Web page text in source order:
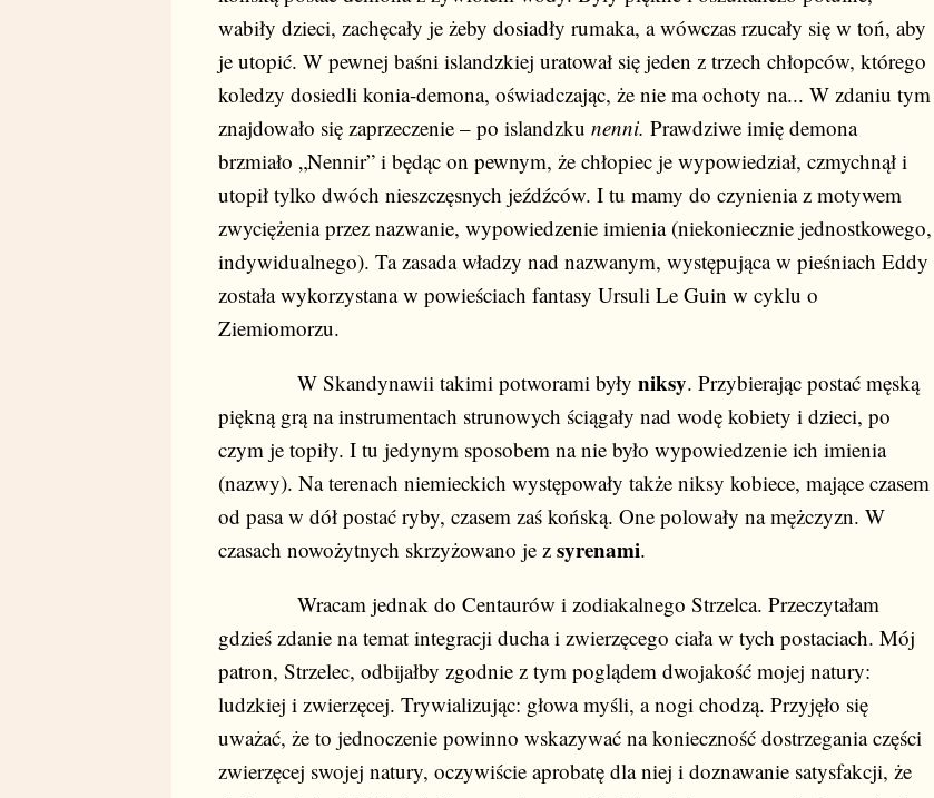
wabiły dzieci, zachęcały je żeby dosiadły rumaka, a wówczas rzucały się w toń, aby
je utopić. W pewnej baśni islandzkiej uratował się jeden z trzech chłopców, którego
koledzy dosiedli konia-demona, oświadczając, że nie ma ochoty na... W zdaniu tym
znajdowało się zaprzeczenie – po islandzku nenni. Prawdziwe imię demona
brzmiało „Nennir” i będąc on pewnym, że chłopiec je wypowiedział, czmychnął i
utopił tylko dwóch nieszczęsnych jeźdźców. I tu mamy do czynienia z motywem
zwyciężenia przez nazwanie, wypowiedzenie imienia (niekoniecznie jednostkowego,
indywidualnego). Ta zasada władzy nad nazwanym, występująca w pieśniach Eddy
została wykorzystana w powieściach fantasy Ursuli Le Guin w cyklu o
Ziemiomorzu.
W Skandynawii takimi potworami były niksy. Przybierając postać męską
piękną grą na instrumentach strunowych ściągały nad wodę kobiety i dzieci, po
czym je topiły. I tu jedynym sposobem na nie było wypowiedzenie ich imienia
(nazwy). Na terenach niemieckich występowały także niksy kobiece, mające czasem
od pasa w dół postać ryby, czasem zaś końską. One polowały na mężczyzn. W
czasach nowożytnych skrzyżowano je z syrenami.
Wracam jednak do Centaurów i zodiakalnego Strzelca. Przeczytałam
gdzieś zdanie na temat integracji ducha i zwierzęcego ciała w tych postaciach. Mój
patron, Strzelec, odbijałby zgodnie z tym poglądem dwojakość mojej natury:
ludzkiej i zwierzęcej. Trywializując: głowa myśli, a nogi chodzą. Przyjęło się
uważać, że to jednoczenie powinno wskazywać na konieczność dostrzegania części
zwierzęcej swojej natury, oczywiście aprobatę dla niej i doznawanie satysfakcji, że